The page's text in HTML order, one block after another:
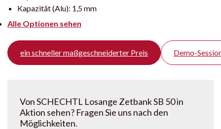
Kapazität (Alu): 1,5 mm
Alle Optionen sehen
ein schneller maßgeschneiderter Preis Demo-
Von SCHECHTL Losange Zetbank SB 50 in
Aktion sehen? Fragen Sie uns nach den
Möglichkeiten.